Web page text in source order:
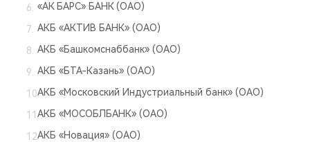
«АК БАРС» БАНК (ОАО)
АКБ «АКТИВ БАНК» (ОАО)
АКБ «Башкомснаббанк» (ОАО)
АКБ «БТА-Казань» (ОАО)
АКБ «Московский Индустриальный банк» (ОАО)
АКБ «МОСОБЛБАНК» (ОАО)
АКБ «Новация» (ОАО)